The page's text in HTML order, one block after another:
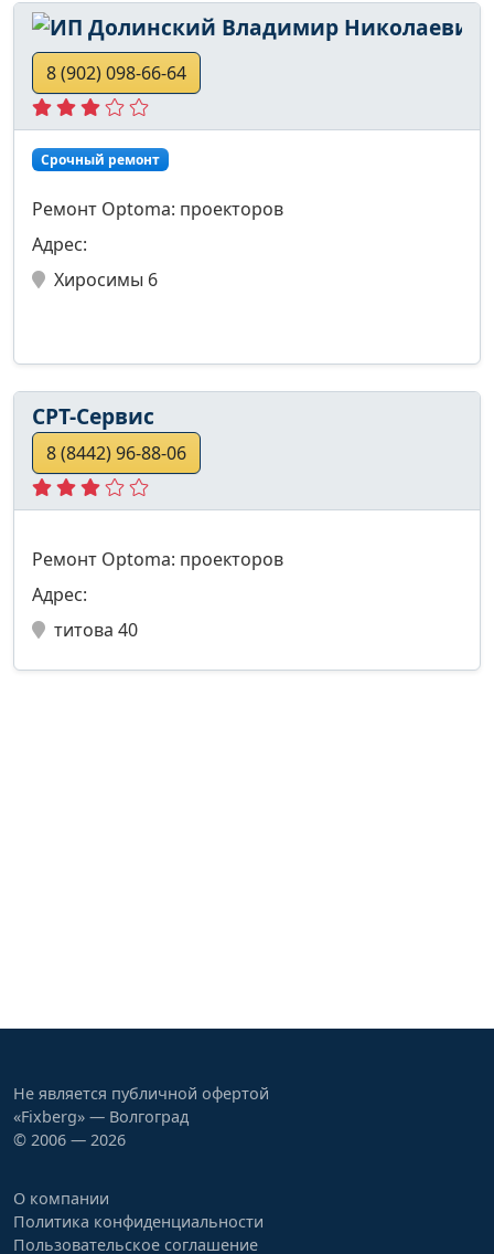
8 (902) 098-66-64
Срочный ремонт
Ремонт Optoma: проекторов
Адрес:
Хиросимы 6
СРТ-Сервис
8 (8442) 96-88-06
Ремонт Optoma: проекторов
Адрес:
титова 40
Не является публичной офертой
«Fixberg» — Волгоград
© 2006 — 2026
О компании
Политика конфиденциальности
Пользовательское соглашение